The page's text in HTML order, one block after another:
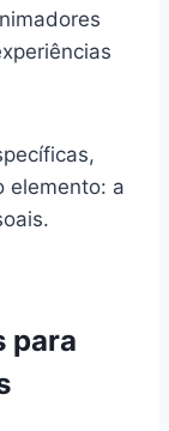
elemento: a
para